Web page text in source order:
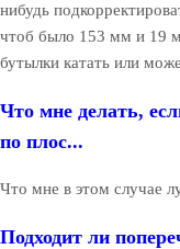
нибудь
чтоб было 153 мм и 19
бутылки катать или
Что мне делать,
по плос...
Что мне в этом случае
Подходит ли